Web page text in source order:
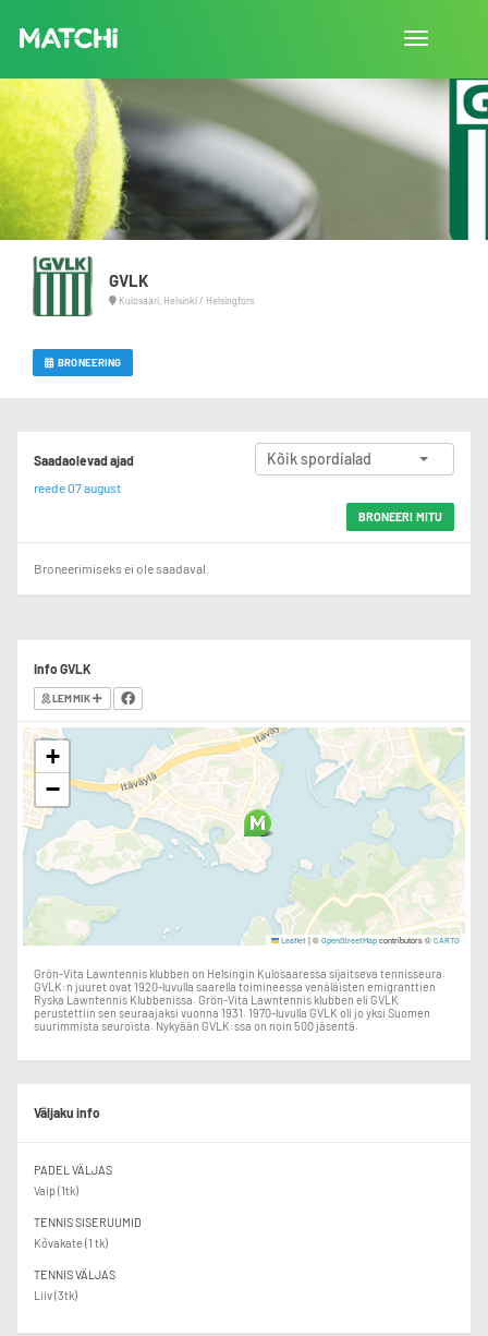
Lülita
GVLK
Kulosaari, Helsinki / Helsingfors
BRONEERING
Saadaolevad ajad
reede 07 august
Kõik spordialad
BRONEERI MITU
Broneerimiseks ei ole saadaval.
Info GVLK
LEMMIK
+
−
Leaflet |© OpenStreetMap contributors © CARTO
Grön-Vita Lawntennis klubben on Helsingin Kulosaaressa sijaitseva tennisseura.
GVLK:n juuret ovat 1920-luvulla saarella toimineessa venäläisten emigranttien
Ryska Lawntennis Klubbenissa. Grön-Vita Lawntennis klubben eli GVLK
perustettiin sen seuraajaksi vuonna 1931. 1970-luvulla GVLK oli jo yksi Suomen
suurimmista seuroista. Nykyään GVLK:ssa on noin 500 jäsentä.
Väljaku info
PADEL VÄLJAS
Vaip (1tk)
TENNIS SISERUUMID
Kõvakate (1 tk)
TENNIS VÄLJAS
Liiv (3tk)